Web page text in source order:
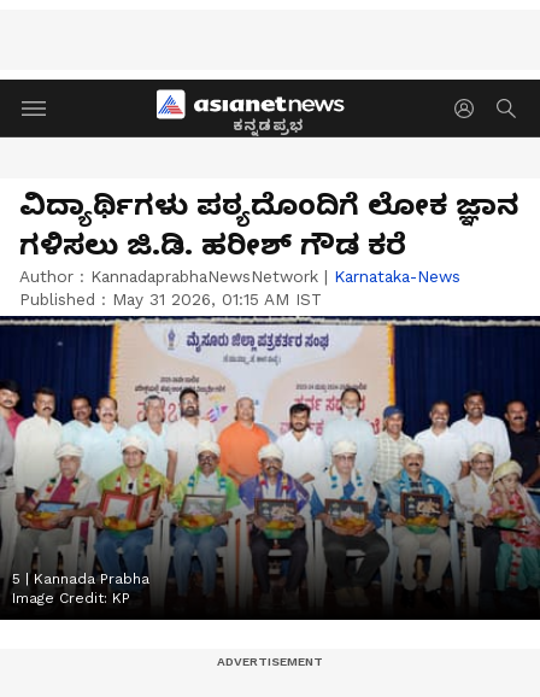
ಕನ್ನಡಪ್ರಭ
ವಿದ್ಯಾರ್ಥಿಗಳು ಪಠ್ಯದೊಂದಿಗೆ ಲೋಕ ಜ್ಞಾನ
ಗಳಿಸಲು ಜಿ.ಡಿ. ಹರೀಶ್ ಗೌಡ ಕರೆ
Author : KannadaprabhaNewsNetwork | Karnataka-News
Published : May 31 2026, 01:15 AM IST
5 | Kannada Prabha
Image Credit: KP